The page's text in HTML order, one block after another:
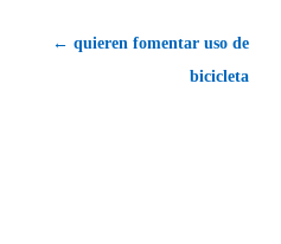
← quieren fomentar uso de
bicicleta